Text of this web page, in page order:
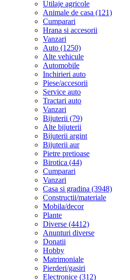
Utilaje agricole
Animale de casa (121)
Cumparari
Hrana si accesorii
Vanzari
Auto (1250)
Alte vehicule
Automobile
Inchirieri auto
Piese/accesorii
Service auto
Tractari auto
Vanzari
Bijuterii (79)
Alte bijuterii
Bijuterii argint
Bijuterii aur
Pietre pretioase
Birotica (44)
Cumparari
Vanzari
Casa si gradina (3948)
Constructii/materiale
Mobila/decor
Plante
Diverse (4412)
Anunturi diverse
Donatii
Hobby
Matrimoniale
Pierderi/gasiri
Electronice (312)